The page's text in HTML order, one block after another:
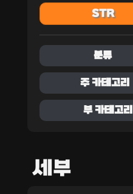
STR
분류
주 카테고리
부 카테고리
세부